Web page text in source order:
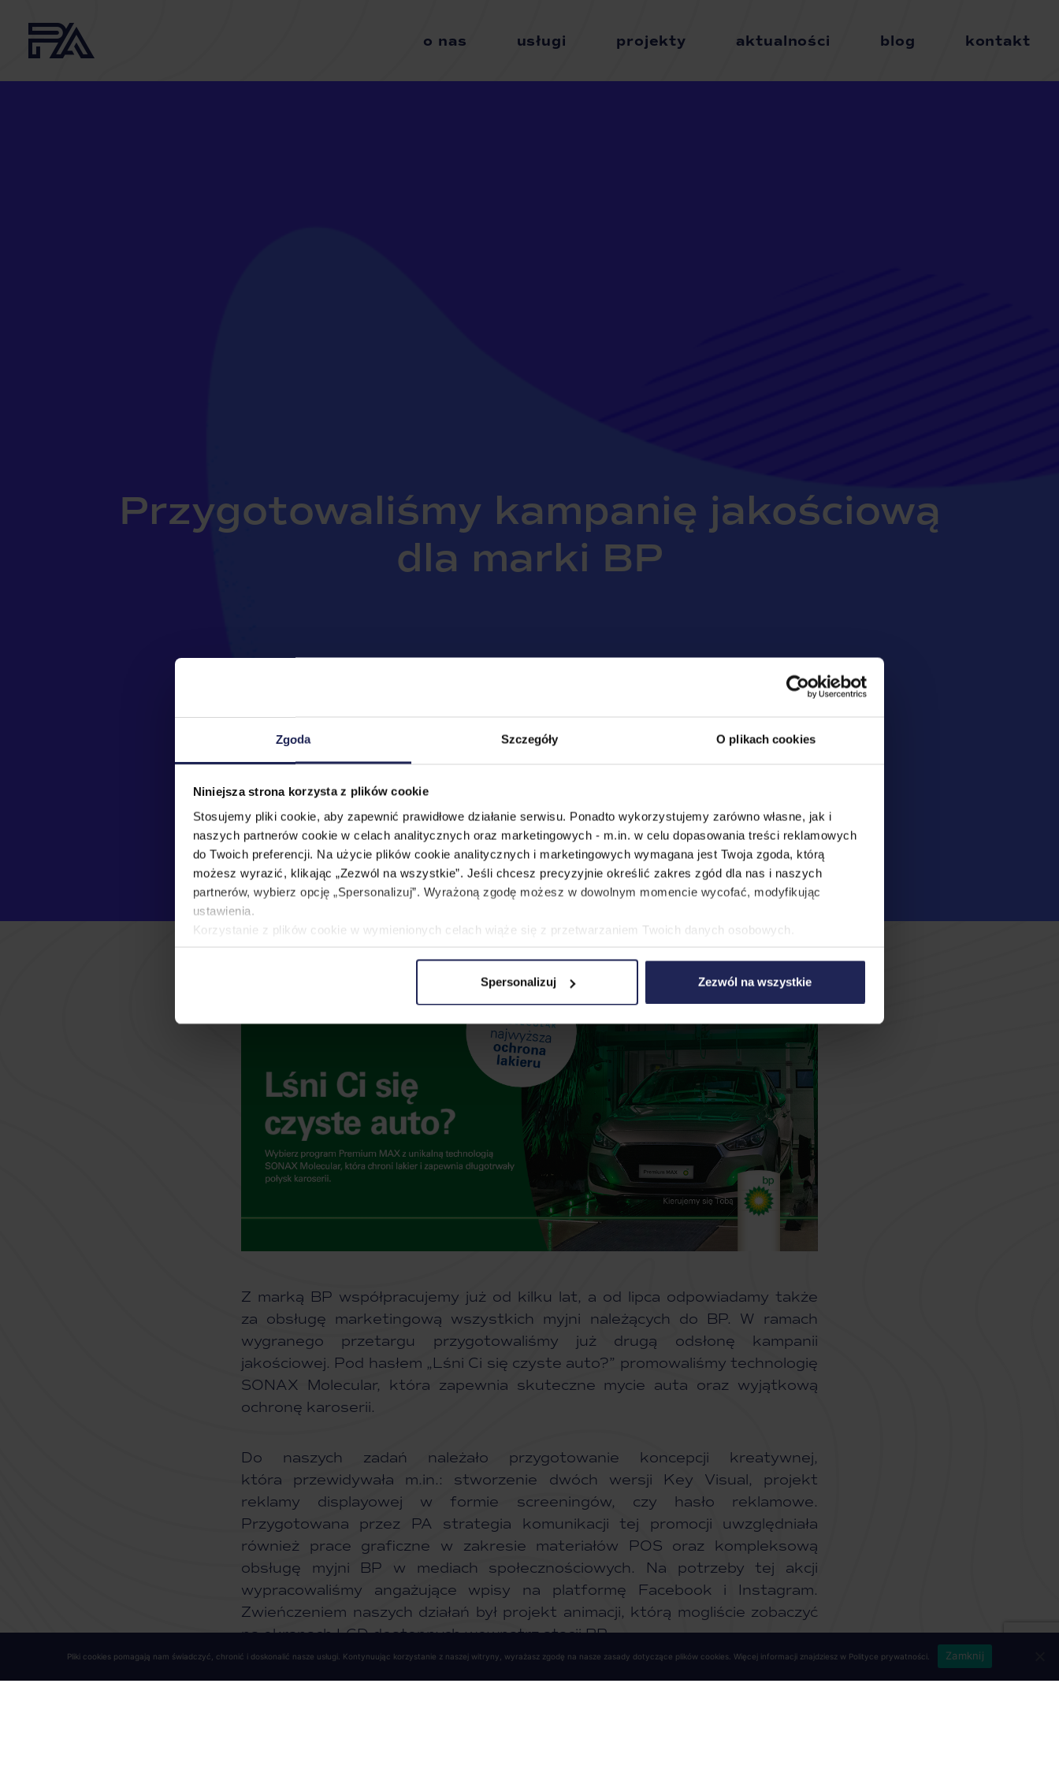
Zgoda Szczegóły O plikach cookies
Niniejsza strona korzysta z plików cookie
Stosujemy pliki cookie, aby zapewnić prawidłowe działanie serwisu. Ponadto wykorzystujemy zarówno własne, jak i
naszych partnerów cookie w celach analitycznych oraz marketingowych - m.in. w celu dopasowania treści reklamowych
do Twoich preferencji. Na użycie plików cookie analitycznych i marketingowych wymagana jest Twoja zgoda, którą
możesz wyrazić, klikając „Zezwól na wszystkie”. Jeśli chcesz precyzyjnie określić zakres zgód dla nas i naszych
partnerów, wybierz opcję „Spersonalizuj”. Wyrażoną zgodę możesz w dowolnym momencie wycofać, modyfikując
ustawienia.
Korzystanie z plików cookie w wymienionych celach wiąże się z przetwarzaniem Twoich danych osobowych.
Spersonalizuj Zezwól na wszystkie
o nas usługi projekty aktualności blog kontakt
Przygotowaliśmy kampanię jakościową
dla marki BP
Z marką BP współpracujemy już od kilku lat, a od lipca odpowiadamy także
za obsługę marketingową wszystkich myjni należących do BP. W ramach
wygranego przetargu przygotowaliśmy już drugą odsłonę kampanii
jakościowej. Pod hasłem „Lśni Ci się czyste auto?” promowaliśmy technologię
SONAX Molecular, która zapewnia skuteczne mycie auta oraz wyjątkową
ochronę karoserii.
Do naszych zadań należało przygotowanie koncepcji kreatywnej,
która przewidywała m.in.: stworzenie dwóch wersji Key Visual, projekt
reklamy displayowej w formie screeningów, czy hasło reklamowe.
Przygotowana przez PA strategia komunikacji tej promocji uwzględniała
również prace graficzne w zakresie materiałów POS oraz kompleksową
obsługę myjni BP w mediach społecznościowych. Na potrzeby tej akcji
wypracowaliśmy angażujące wpisy na platformę Facebook i Instagram.
Zwieńczeniem naszych działań był projekt animacji, którą mogliście zobaczyć
na ekranach LCD dostępnych wewnątrz stacji BP.
A Wam, lśni się czyste auto?
Pliki cookies pomagają nam świadczyć, chronić i doskonalić nasze usługi. Kontynuując korzystanie z naszej witryny, wyrażasz zgodę na nasze zasady dotyczące plików cookies. Więcej informacji znajdziesz w Polityce prywatności Zamknij